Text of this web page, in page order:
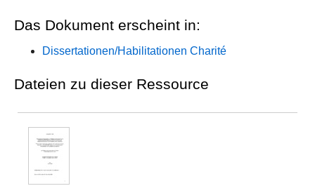
Das Dokument erscheint in:
Dissertationen/Habilitationen Charité
Dateien zu dieser Ressource